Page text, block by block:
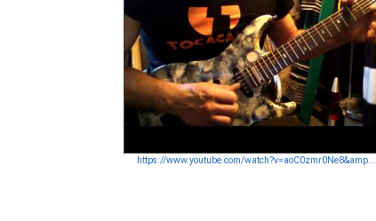
https://www.youtube.com/watch?v=aoC0zmr0Ne8&amp...